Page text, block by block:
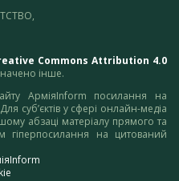
Commons Attribution 4.0
інше.
АрміяInform посилання на
суб’єктів у сфері онлайн-медіа
абзаці матеріалу прямого та
гіперпосилання на цитований